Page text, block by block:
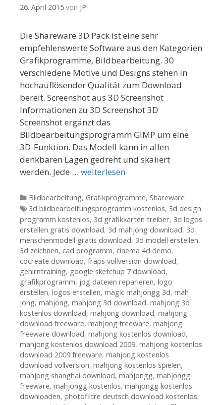
26. April 2015 von JP
Die Shareware 3D Pack ist eine sehr
empfehlenswerte Software aus den Kategorien
Grafikprogramme, Bildbearbeitung. 30
verschiedene Motive und Designs stehen in
hochauflösender Qualität zum Download
bereit. Screenshot aus 3D Screenshot
Informationen zu 3D Screenshot 3D
Screenshot ergänzt das
Bildbearbeitungsprogramm GIMP um eine
3D-Funktion. Das Modell kann in allen
denkbaren Lagen gedreht und skaliert
werden. Jede … weiterlesen
Kategorien
Bildbearbeitung, Grafikprogramme, Shareware
Tags
3d bildbearbeitungsprogramm kostenlos, 3d design
programm kostenlos, 3d grafikkarten treiber, 3d logos
erstellen gratis download, 3d mahjong download, 3d
menschenmodell gratis download, 3d modell erstellen,
3d zeichnen, cad programm, cinema 4d demo,
cocreate download, fraps vollversion download,
gehirntraining, google sketchup 7 download,
grafikprogramm, jpg dateien reparieren, logo
erstellen, logos erstellen, magic mahjongg 3d, mah
jong, mahjong, mahjong 3d download, mahjong 3d
kostenlos download, mahjong download, mahjong
download freeware, mahjong freeware, mahjong
freeware download, mahjong kostenlos download,
mahjong kostenlos download 2009, mahjong kostenlos
download 2009 freeware, mahjong kostenlos
download vollversion, mahjong kostenlos spielen,
mahjong shanghai download, mahjongg, mahjongg
freeware, mahjongg kostenlos, mahjongg kostenlos
downloaden, photofiltre deutsch download kostenlos,